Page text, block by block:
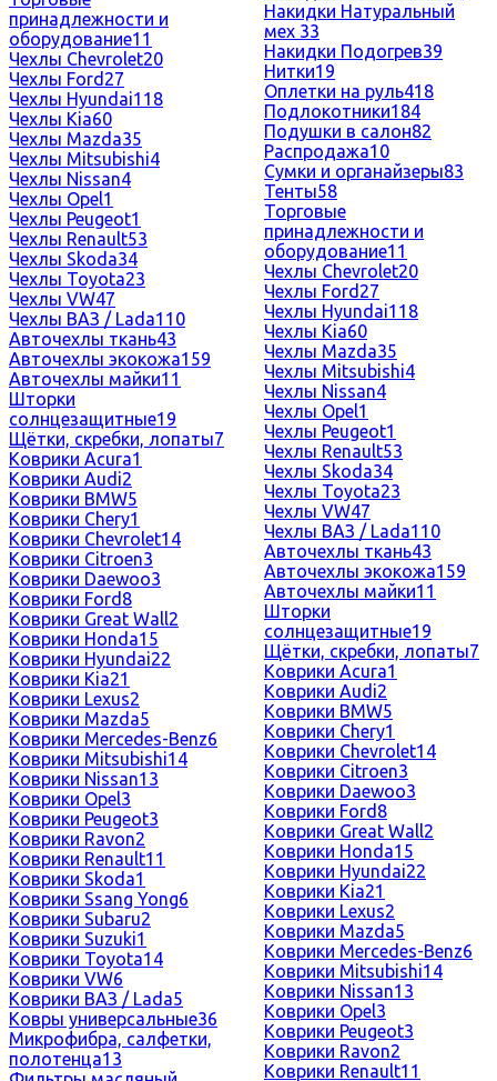
принадлежности и
оборудование11
Чехлы Chevrolet20
Чехлы Ford 27
Чехлы Hyundai118
Чехлы Kia60
Чехлы Mazda35
Чехлы Mitsubishi4
Чехлы Nissan4
Чехлы Opel1
Чехлы Peugeot1
Чехлы Renault53
Чехлы Skoda34
Чехлы Toyota23
Чехлы VW47
Чехлы ВАЗ / Lada110
Авточехлы ткань43
Авточехлы экокожа159
Авточехлы майки11
Шторки
солнцезащитные19
Щётки, скребки, лопаты7
Коврики Acura1
Коврики Audi2
Коврики BMW5
Коврики Chery1
Коврики Chevrolet14
Коврики Citroen3
Коврики Daewoo3
Коврики Ford 8
Коврики Great Wall2
Коврики Honda15
Коврики Hyundai22
Коврики Kia21
Коврики Lexus2
Коврики Mazda5
Коврики Mercedes-Benz6
Коврики Mitsubishi14
Коврики Nissan13
Коврики Opel3
Коврики Peugeot3
Коврики Ravon2
Коврики Renault11
Коврики Skoda1
Коврики Ssang Yong6
Коврики Subaru2
Коврики Suzuki1
Коврики Toyota14
Коврики VW6
Коврики ВАЗ / Lada5
Ковры универсальные36
Микрофибра, салфетки,
полотенца13
Накидки Натуральный
мех 33
Накидки Подогрев39
Нитки19
Оплетки на руль418
Подлокотники184
Подушки в салон82
Распродажа10
Сумки и органайзеры83
Тенты58
Торговые
принадлежности и
оборудование11
Чехлы Chevrolet20
Чехлы Ford 27
Чехлы Hyundai118
Чехлы Kia60
Чехлы Mazda35
Чехлы Mitsubishi4
Чехлы Nissan4
Чехлы Opel1
Чехлы Peugeot1
Чехлы Renault53
Чехлы Skoda34
Чехлы Toyota23
Чехлы VW47
Чехлы ВАЗ / Lada110
Авточехлы ткань43
Авточехлы экокожа159
Авточехлы майки11
Шторки
солнцезащитные19
Щётки, скребки, лопаты7
Коврики Acura1
Коврики Audi2
Коврики BMW5
Коврики Chery1
Коврики Chevrolet14
Коврики Citroen3
Коврики Daewoo3
Коврики Ford 8
Коврики Great Wall2
Коврики Honda15
Коврики Hyundai22
Коврики Kia21
Коврики Lexus2
Коврики Mazda5
Коврики Mercedes-Benz6
Коврики Mitsubishi14
Коврики Nissan13
Коврики Opel3
Коврики Peugeot3
Коврики Ravon2
Коврики Renault11